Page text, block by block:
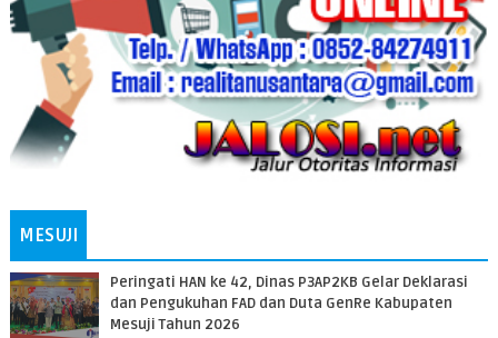
MESUJI
Peringati HAN ke 42, Dinas P3AP2KB Gelar Deklarasi
dan Pengukuhan FAD dan Duta GenRe Kabupaten
Mesuji Tahun 2026